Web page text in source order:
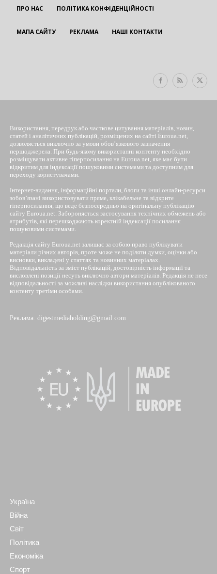
ПРО НАС ПОЛІТИКА КОНФІДЕНЦІЙНОСТІ
МАПА САЙТУ РЕКЛАМА НАШІ КОНТАКТИ
Використання, передрук або часткове цитування матеріалів, новин,
статей і аналітичних публікацій, розміщених на сайті Euroua.net,
дозволяється виключно за умови обов’язкового зазначення
першоджерела. При будь-якому використанні контенту необхідно
розміщувати активне гіперпосилання на Euroua.net, яке має бути
відкритим для індексації пошуковими системами та доступним для
переходу користувачами.
Інтернет-видання, інформаційні портали, блоги та інші онлайн-ресурси
зобов’язані використовувати пряме, клікабельне та відкрите
гіперпосилання, що веде безпосередньо на оригінальну публікацію
сайту Euroua.net. Забороняється застосування технічних обмежень або
атрибутів, які перешкоджають коректній індексації посилання
пошуковими системами.
Редакція сайту Euroua.net залишає за собою право публікувати
матеріали різних авторів, проте може не поділяти думки, оцінки або
висновки, викладені у статтях та новинних матеріалах.
Відповідальність за зміст публікацій, достовірність інформації та
висловлені позиції несуть виключно автори матеріалів. Редакція не несе
відповідальності за можливі наслідки використання опублікованого
контенту третіми особами.
Реклама: digestmediaholding@gmail.com
Україна
Війна
Світ
Політика
Економіка
Спорт